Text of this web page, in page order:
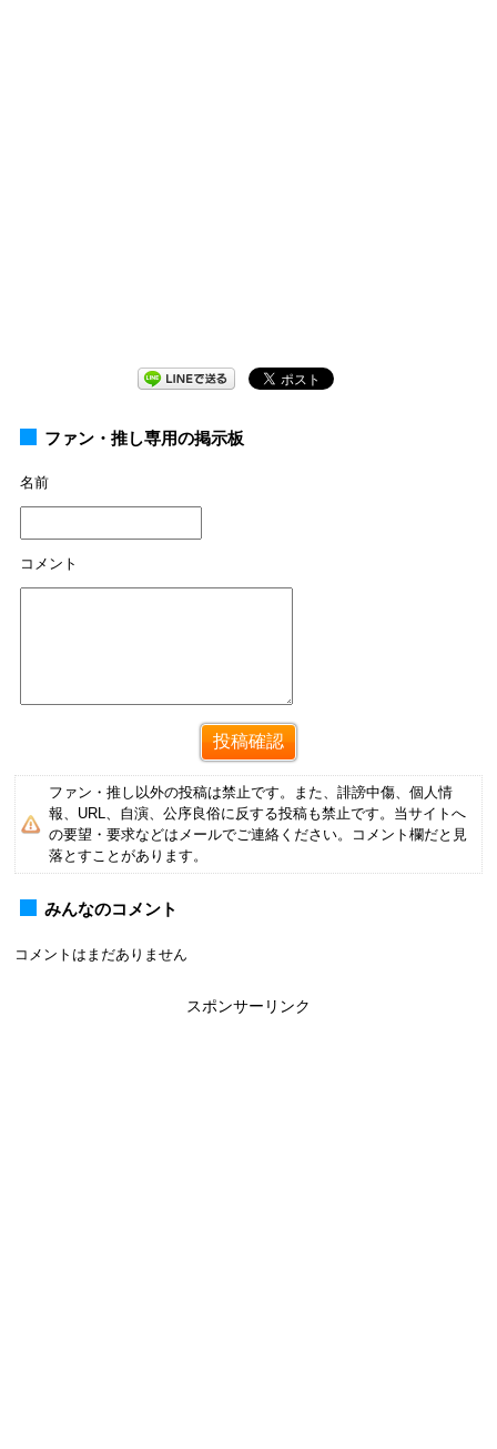
ファン・推し専用の掲示板
名前
コメント
ファン・推し以外の投稿は禁止です。また、誹謗中傷、個人情
報、URL、自演、公序良俗に反する投稿も禁止です。当サイトへ
の要望・要求などはメールでご連絡ください。コメント欄だと見
落とすことがあります。
みんなのコメント
コメントはまだありません
スポンサーリンク